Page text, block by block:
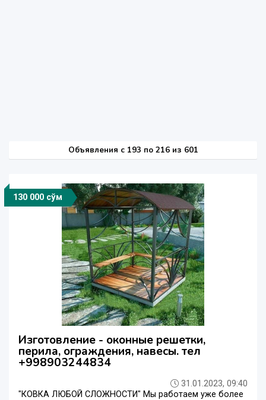
Объявления c 193 по 216 из 601
130 000 сўм
Изготовление - оконные решетки,
перила, ограждения, навесы. тел
+998903244834
31.01.2023, 09:40
"КОВКА ЛЮБОЙ СЛОЖНОСТИ" Мы работаем уже более